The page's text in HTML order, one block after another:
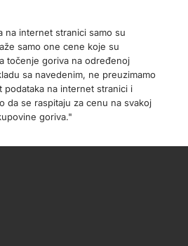
na internet stranici samo su
samo one cene koje su
točenje goriva na određenoj
sa navedenim, ne preuzimamo
na internet stranici i
da se raspitaju za cenu na svakoj
goriva."